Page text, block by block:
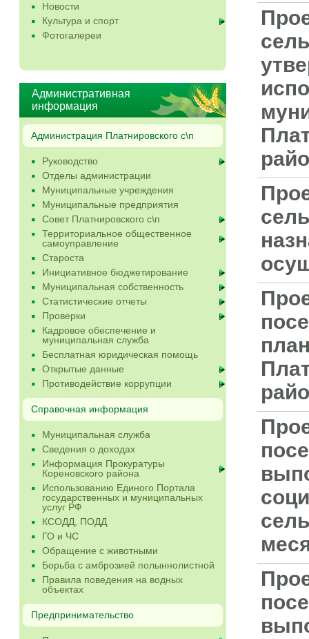
Новости
Культура и спорт
Фотогалереи
Административная
информация
Администрация Платнировского с\п
Руководство
Отделы администрации
Муниципальные учреждения
Муниципальные предприятия
Совет Платнировского с\п
Территориальное общественное
самоуправление
Староста
Инициативное бюджетирование
Муниципальная собственность
Статистические отчеты
Проверки
Кадровое обеспечение и
муниципальная служба
Бесплатная юридическая помощь
Открытые данные
Противодействие коррупции
Справочная информация
Муниципальная служба
Сведения о доходах
Информация Прокуратуры
Кореновского района
Использованию Единого Портала
государственных и муниципальных
услуг РФ
КСОДД, ПОДД
ГО и ЧС
Обращение с животными
Борьба с амброзией полыннолистной
Правила поведения на водных
объектах
Предпринимательство